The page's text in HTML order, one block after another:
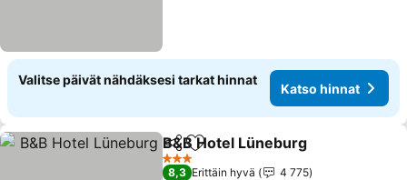
Valitse päivät nähdäksesi tarkat hinnat
Katso hinnat
Jaa Lisää suosikkeihin
B&B Hotel Lüneburg
3 Tähtiluokitus
8,3 Erittäin hyvä
4 775